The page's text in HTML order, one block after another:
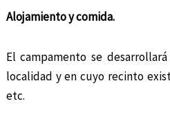
Alojamiento y comida.
El campamento se
localidad y en cuyo recinto
etc.